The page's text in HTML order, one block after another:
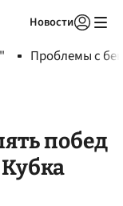
Новости
Проблемы с
побед